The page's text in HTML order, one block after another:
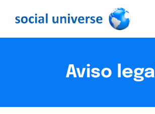
Aviso legal